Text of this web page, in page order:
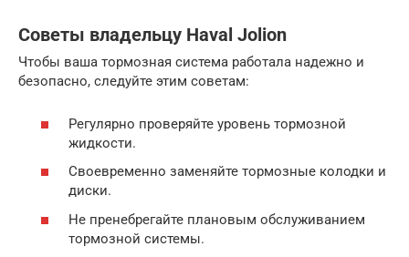
Советы владельцу Haval Jolion
Чтобы ваша тормозная система работала надежно и
безопасно, следуйте этим советам:
Регулярно проверяйте уровень тормозной
жидкости.
Своевременно заменяйте тормозные колодки и
диски.
Не пренебрегайте плановым обслуживанием
тормозной системы.